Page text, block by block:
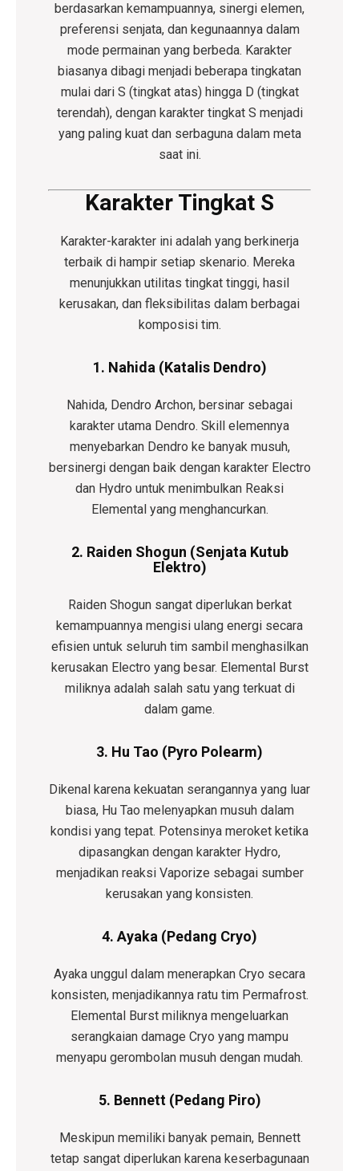
berdasarkan kemampuannya, sinergi elemen,
preferensi senjata, dan kegunaannya dalam
mode permainan yang berbeda. Karakter
biasanya dibagi menjadi beberapa tingkatan
mulai dari S (tingkat atas) hingga D (tingkat
terendah), dengan karakter tingkat S menjadi
yang paling kuat dan serbaguna dalam meta
saat ini.
Karakter Tingkat S
Karakter-karakter ini adalah yang berkinerja
terbaik di hampir setiap skenario. Mereka
menunjukkan utilitas tingkat tinggi, hasil
kerusakan, dan fleksibilitas dalam berbagai
komposisi tim.
1. Nahida (Katalis Dendro)
Nahida, Dendro Archon, bersinar sebagai
karakter utama Dendro. Skill elemennya
menyebarkan Dendro ke banyak musuh,
bersinergi dengan baik dengan karakter Electro
dan Hydro untuk menimbulkan Reaksi
Elemental yang menghancurkan.
2. Raiden Shogun (Senjata Kutub
Elektro)
Raiden Shogun sangat diperlukan berkat
kemampuannya mengisi ulang energi secara
efisien untuk seluruh tim sambil menghasilkan
kerusakan Electro yang besar. Elemental Burst
miliknya adalah salah satu yang terkuat di
dalam game.
3. Hu Tao (Pyro Polearm)
Dikenal karena kekuatan serangannya yang luar
biasa, Hu Tao melenyapkan musuh dalam
kondisi yang tepat. Potensinya meroket ketika
dipasangkan dengan karakter Hydro,
menjadikan reaksi Vaporize sebagai sumber
kerusakan yang konsisten.
4. Ayaka (Pedang Cryo)
Ayaka unggul dalam menerapkan Cryo secara
konsisten, menjadikannya ratu tim Permafrost.
Elemental Burst miliknya mengeluarkan
serangkaian damage Cryo yang mampu
menyapu gerombolan musuh dengan mudah.
5. Bennett (Pedang Piro)
Meskipun memiliki banyak pemain, Bennett
tetap sangat diperlukan karena keserbagunaan